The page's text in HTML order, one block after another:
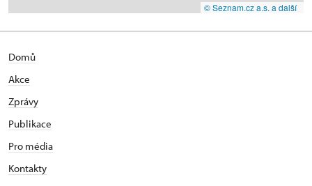
© Seznam.cz a.s. a další
Domů
Akce
Zprávy
Publikace
Pro média
Kontakty